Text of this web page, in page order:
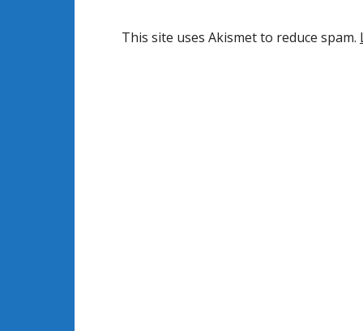
This site uses Akismet to reduce spam.